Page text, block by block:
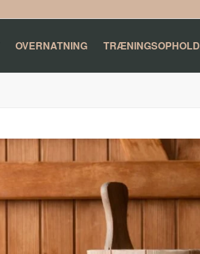
OVERNATNING TRÆNINGSOPHOLD